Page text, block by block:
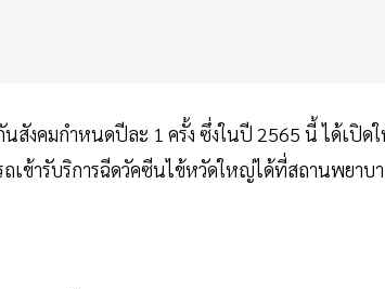
งคมกำหนดปีละ 1 ครั้ง ซึ่งในปี 2565 นี้ ได้เปิด
เข้ารับริการฉีดวัคซีนไข้หวัดใหญ่ได้ที่สถานพยาบ